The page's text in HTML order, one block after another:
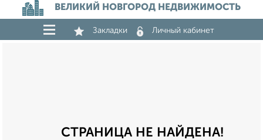
ВЕЛИКИЙ НОВГОРОД НЕДВИЖИМОСТЬ
Закладки Личный кабинет
СТРАНИЦА НЕ НАЙДЕНА!